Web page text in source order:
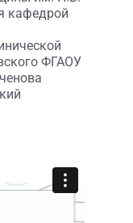
кафедрой
ФГАОУ